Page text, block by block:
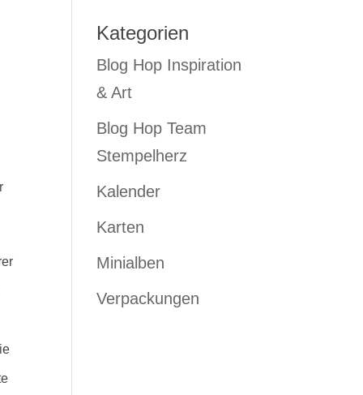
Kategorien
Blog Hop Inspiration
& Art
Blog Hop Team
Stempelherz
Kalender
Karten
Minialben
Verpackungen